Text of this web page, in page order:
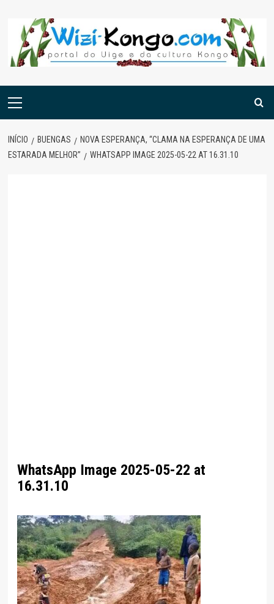
content
Menu
INÍCIO BUENGAS
NOVA ESPERANÇA, “CLAMA NA ESPERANÇA DE UMA
ESTARADA MELHOR”
WHATSAPP IMAGE 2025-05-22 AT 16.31.10
WhatsApp Image 2025-05-22 at
16.31.10